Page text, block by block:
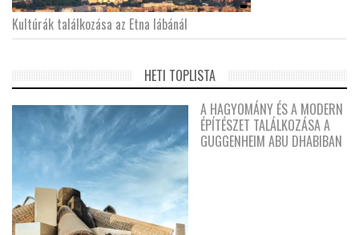
Kultúrák találkozása az Etna lábánál
HETI TOPLISTA
A HAGYOMÁNY ÉS A MODERN
ÉPÍTÉSZET TALÁLKOZÁSA A
GUGGENHEIM ABU DHABIBAN